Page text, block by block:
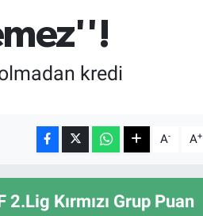
olmadan kredi
A- A+
2.Lig Kırmızı Grup Puan